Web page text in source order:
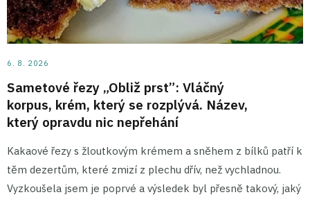
6. 8. 2026
Sametové řezy „Obliž prst”: Vláčný
korpus, krém, který se rozplývá. Název,
který opravdu nic nepřehání
Kakaové řezy s žloutkovým krémem a sněhem z bílků patří k
těm dezertům, které zmizí z plechu dřív, než vychladnou.
Vyzkoušela jsem je poprvé a výsledek byl přesně takový, jaký